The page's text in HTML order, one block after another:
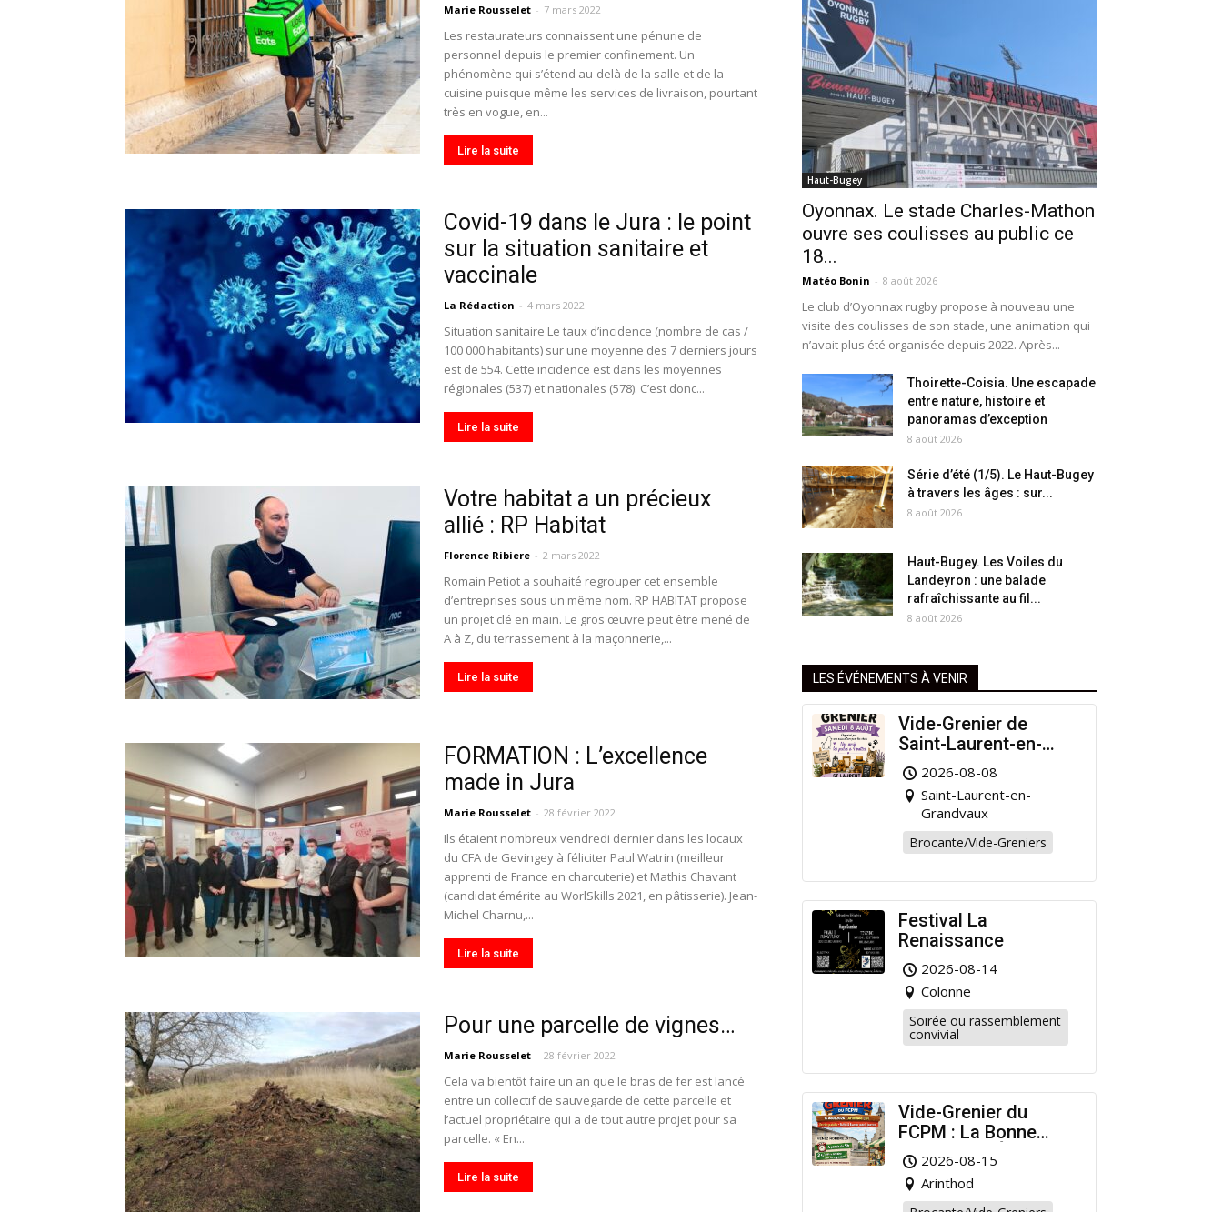
Marie Rousselet - 7 mars 2022
Les restaurateurs connaissent une pénurie de
personnel depuis le premier confinement. Un
phénomène qui s’étend au-delà de la salle et de la
cuisine puisque même les services de livraison, pourtant
très en vogue, en...
Lire la suite
Covid-19 dans le Jura : le point
sur la situation sanitaire et
vaccinale
La Rédaction - 4 mars 2022
Situation sanitaire Le taux d’incidence (nombre de cas /
100 000 habitants) sur une moyenne des 7 derniers jours
est de 554. Cette incidence est dans les moyennes
régionales (537) et nationales (578). C’est donc...
Lire la suite
Votre habitat a un précieux
allié : RP Habitat
Florence Ribiere - 2 mars 2022
Romain Petiot a souhaité regrouper cet ensemble
d’entreprises sous un même nom. RP HABITAT propose
un projet clé en main. Le gros œuvre peut être mené de
A à Z, du terrassement à la maçonnerie,...
Lire la suite
FORMATION : L’excellence
made in Jura
Marie Rousselet - 28 février 2022
Ils étaient nombreux vendredi dernier dans les locaux
du CFA de Gevingey à féliciter Paul Watrin (meilleur
apprenti de France en charcuterie) et Mathis Chavant
(candidat émérite au WorlSkills 2021, en pâtisserie). Jean-
Michel Charnu,...
Lire la suite
Pour une parcelle de vignes…
Marie Rousselet - 28 février 2022
Cela va bientôt faire un an que le bras de fer est lancé
entre un collectif de sauvegarde de cette parcelle et
l’actuel propriétaire qui a de tout autre projet pour sa
parcelle. « En...
Lire la suite
Haut-Bugey
Oyonnax. Le stade Charles-Mathon
ouvre ses coulisses au public ce
18...
Matéo Bonin - 8 août 2026
Le club d’Oyonnax rugby propose à nouveau une
visite des coulisses de son stade, une animation qui
n’avait plus été organisée depuis 2022. Après...
Thoirette-Coisia. Une escapade
entre nature, histoire et
panoramas d’exception
8 août 2026
Série d’été (1/5). Le Haut-Bugey
à travers les âges : sur...
8 août 2026
Haut-Bugey. Les Voiles du
Landeyron : une balade
rafraîchissante au fil...
8 août 2026
LES ÉVÉNEMENTS À VENIR
Vide-Grenier de
Saint-Laurent-en-
Grandvaux : Venez
chiner pour la bonne
cause !
2026-08-08
Saint-Laurent-en-
Grandvaux
Brocante/Vide-Greniers
Festival La
Renaissance
2026-08-14
Colonne
Soirée ou rassemblement
convivial
Vide-Grenier du
FCPM : La Bonne
Affaire de l’Été à
Arinthod !
2026-08-15
Arinthod